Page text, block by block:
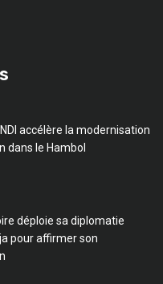
accélère la modernisation
dans le Hambol
déploie sa diplomatie
pour affirmer son